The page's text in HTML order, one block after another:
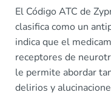
El Código ATC de
clasifica como un
indica que el
receptores de
le permite abordar
delirios y